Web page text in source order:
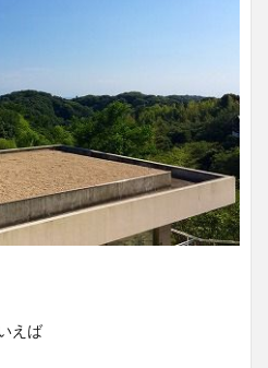
えば